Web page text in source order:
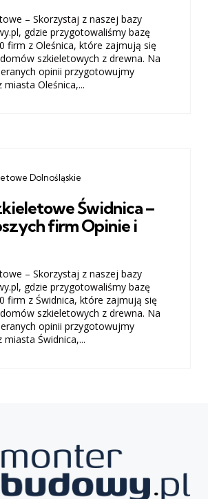
– Skorzystaj z naszej bazy
gdzie przygotowaliśmy bazę
firm z Oleśnica, które zajmują się
szkieletowych z drewna. Na
opinii przygotowujmy
miasta Oleśnica,...
Dolnośląskie
Świdnica –
firm Opinie i
– Skorzystaj z naszej bazy
gdzie przygotowaliśmy bazę
firm z Świdnica, które zajmują się
szkieletowych z drewna. Na
opinii przygotowujmy
miasta Świdnica,...